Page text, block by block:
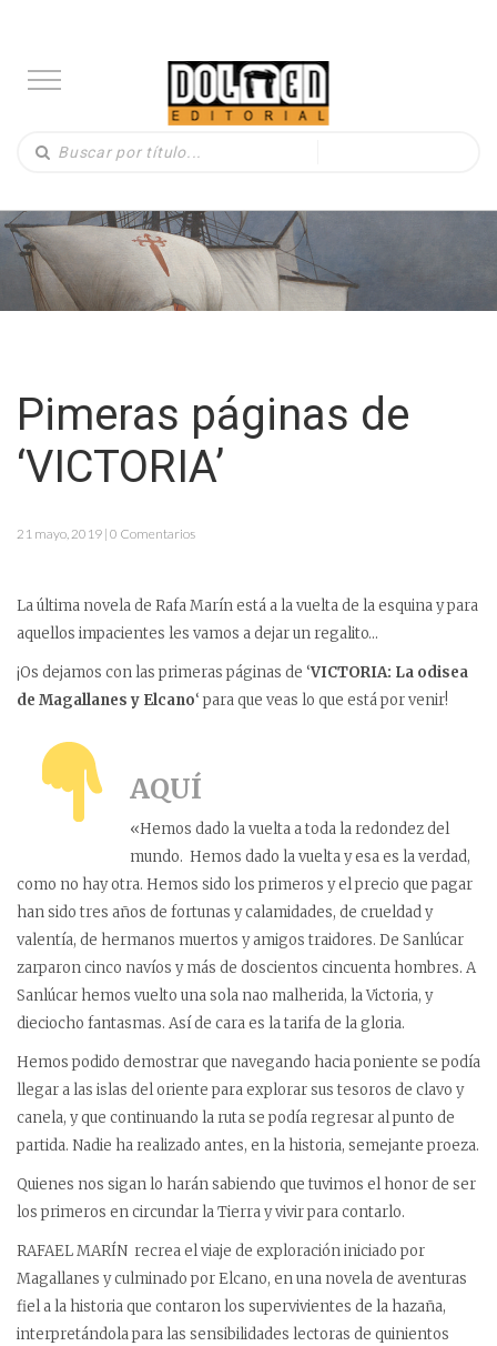
Pimeras páginas de
‘VICTORIA’
21 mayo, 2019 | 0 Comentarios
La última novela de Rafa Marín está a la vuelta de la esquina y para
aquellos impacientes les vamos a dejar un regalito…
¡Os dejamos con las primeras páginas de ‘VICTORIA: La odisea
de Magallanes y Elcano‘ para que veas lo que está por venir!
AQUÍ
«Hemos dado la vuelta a toda la redondez del
mundo. Hemos dado la vuelta y esa es la verdad,
como no hay otra. Hemos sido los primeros y el precio que pagar
han sido tres años de fortunas y calamidades, de crueldad y
valentía, de hermanos muertos y amigos traidores. De Sanlúcar
zarparon cinco navíos y más de doscientos cincuenta hombres. A
Sanlúcar hemos vuelto una sola nao malherida, la Victoria, y
dieciocho fantasmas. Así de cara es la tarifa de la gloria.
Hemos podido demostrar que navegando hacia poniente se podía
llegar a las islas del oriente para explorar sus tesoros de clavo y
canela, y que continuando la ruta se podía regresar al punto de
partida. Nadie ha realizado antes, en la historia, semejante proeza.
Quienes nos sigan lo harán sabiendo que tuvimos el honor de ser
los primeros en circundar la Tierra y vivir para contarlo.
RAFAEL MARÍN recrea el viaje de exploración iniciado por
Magallanes y culminado por Elcano, en una novela de aventuras
fiel a la historia que contaron los supervivientes de la hazaña,
interpretándola para las sensibilidades lectoras de quinientos